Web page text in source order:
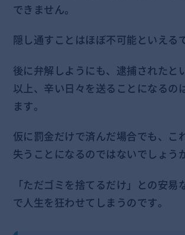
できません。
隠し通すことはほぼ不可能といえる
後に弁解しようにも、逮捕されたと
以上、辛い日々を送ることになるの
ます。
仮に罰金だけで済んだ場合でも、こ
失うことになるのではないでしょうか
「ただゴミを捨てるだけ」との安易
で人生を狂わせてしまうのです。